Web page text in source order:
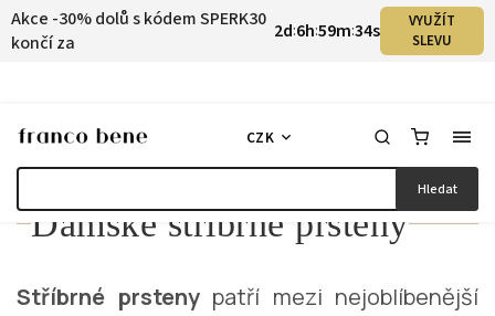
Akce -30% dolů s kódem SPERK30
končí za
2d:6h:59m:33s
VYUŽÍT
SLEVU
Hledat
CZK
Dámské stříbrné prsteny
Stříbrné prstenypatří mezi nejoblíbenější